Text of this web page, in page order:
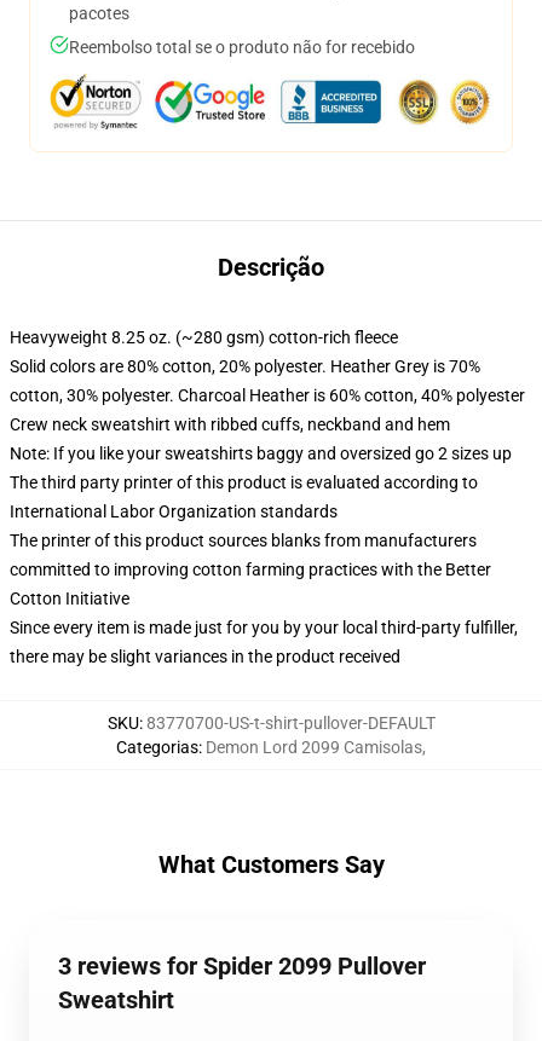
pacotes
Reembolso total se o produto não for recebido
Descrição
Heavyweight 8.25 oz. (~280 gsm) cotton-rich fleece
Solid colors are 80% cotton, 20% polyester. Heather Grey is 70%
cotton, 30% polyester. Charcoal Heather is 60% cotton, 40% polyester
Crew neck sweatshirt with ribbed cuffs, neckband and hem
Note: If you like your sweatshirts baggy and oversized go 2 sizes up
The third party printer of this product is evaluated according to
International Labor Organization standards
The printer of this product sources blanks from manufacturers
committed to improving cotton farming practices with the Better
Cotton Initiative
Since every item is made just for you by your local third-party fulfiller,
there may be slight variances in the product received
SKU:83770700-US-t-shirt-pullover-DEFAULT
Categorias: Demon Lord 2099 Camisolas,
What Customers Say
3 reviews for Spider 2099 Pullover
Sweatshirt